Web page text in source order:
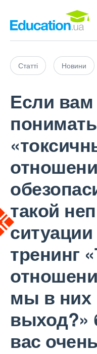
Статті Новини
Если вам
такой
ситуации
тренинг
мы в них
выход?»
вас